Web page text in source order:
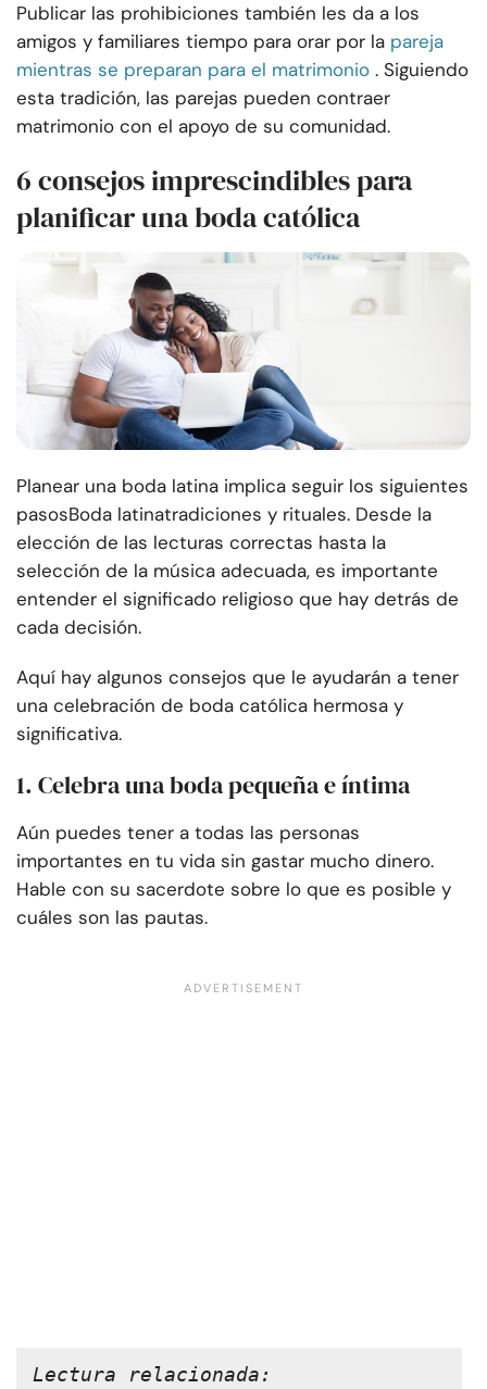
Publicar las prohibiciones también les da a los
amigos y familiares tiempo para orar por la pareja
mientras se preparan para el matrimonio . Siguiendo
esta tradición, las parejas pueden contraer
matrimonio con el apoyo de su comunidad.
6 consejos imprescindibles para
planificar una boda católica
Planear una boda latina implica seguir los siguientes
pasosBoda latinatradiciones y rituales. Desde la
elección de las lecturas correctas hasta la
selección de la música adecuada, es importante
entender el significado religioso que hay detrás de
cada decisión.
Aquí hay algunos consejos que le ayudarán a tener
una celebración de boda católica hermosa y
significativa.
1. Celebra una boda pequeña e íntima
Aún puedes tener a todas las personas
importantes en tu vida sin gastar mucho dinero.
Hable con su sacerdote sobre lo que es posible y
cuáles son las pautas.
Lectura relacionada: